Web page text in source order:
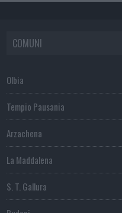
COMUNI
Olbia
Tempio Pausania
Arzachena
La Maddalena
S. T. Gallura